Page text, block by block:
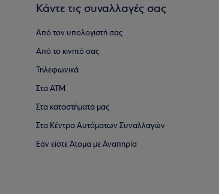
Κάντε τις συναλλαγές σας
Από τον υπολογιστή σας
Από το κινητό σας
Τηλεφωνικά
Στα ΑΤΜ
Στα καταστήματά μας
Στα Κέντρα Αυτόματων Συναλλαγών
Εάν είστε Άτομα με Αναπηρία